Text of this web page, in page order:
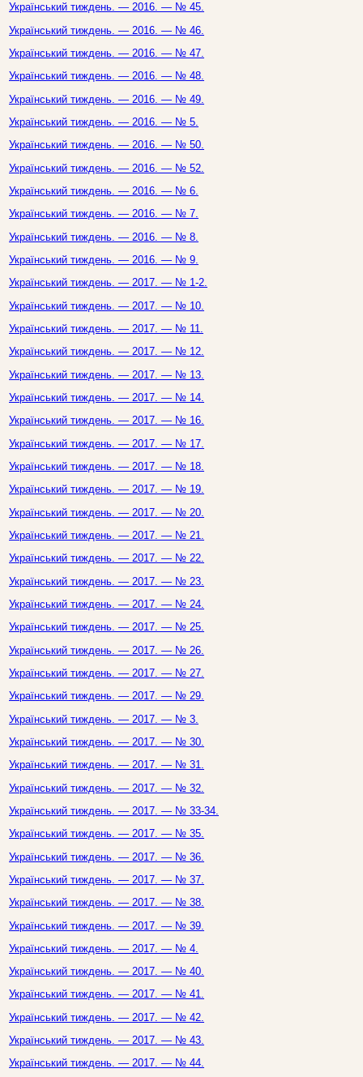
Український тиждень. — 2016. — № 45.
Український тиждень. — 2016. — № 46.
Український тиждень. — 2016. — № 47.
Український тиждень. — 2016. — № 48.
Український тиждень. — 2016. — № 49.
Український тиждень. — 2016. — № 5.
Український тиждень. — 2016. — № 50.
Український тиждень. — 2016. — № 52.
Український тиждень. — 2016. — № 6.
Український тиждень. — 2016. — № 7.
Український тиждень. — 2016. — № 8.
Український тиждень. — 2016. — № 9.
Український тиждень. — 2017. — № 1-2.
Український тиждень. — 2017. — № 10.
Український тиждень. — 2017. — № 11.
Український тиждень. — 2017. — № 12.
Український тиждень. — 2017. — № 13.
Український тиждень. — 2017. — № 14.
Український тиждень. — 2017. — № 16.
Український тиждень. — 2017. — № 17.
Український тиждень. — 2017. — № 18.
Український тиждень. — 2017. — № 19.
Український тиждень. — 2017. — № 20.
Український тиждень. — 2017. — № 21.
Український тиждень. — 2017. — № 22.
Український тиждень. — 2017. — № 23.
Український тиждень. — 2017. — № 24.
Український тиждень. — 2017. — № 25.
Український тиждень. — 2017. — № 26.
Український тиждень. — 2017. — № 27.
Український тиждень. — 2017. — № 29.
Український тиждень. — 2017. — № 3.
Український тиждень. — 2017. — № 30.
Український тиждень. — 2017. — № 31.
Український тиждень. — 2017. — № 32.
Український тиждень. — 2017. — № 33-34.
Український тиждень. — 2017. — № 35.
Український тиждень. — 2017. — № 36.
Український тиждень. — 2017. — № 37.
Український тиждень. — 2017. — № 38.
Український тиждень. — 2017. — № 39.
Український тиждень. — 2017. — № 4.
Український тиждень. — 2017. — № 40.
Український тиждень. — 2017. — № 41.
Український тиждень. — 2017. — № 42.
Український тиждень. — 2017. — № 43.
Український тиждень. — 2017. — № 44.